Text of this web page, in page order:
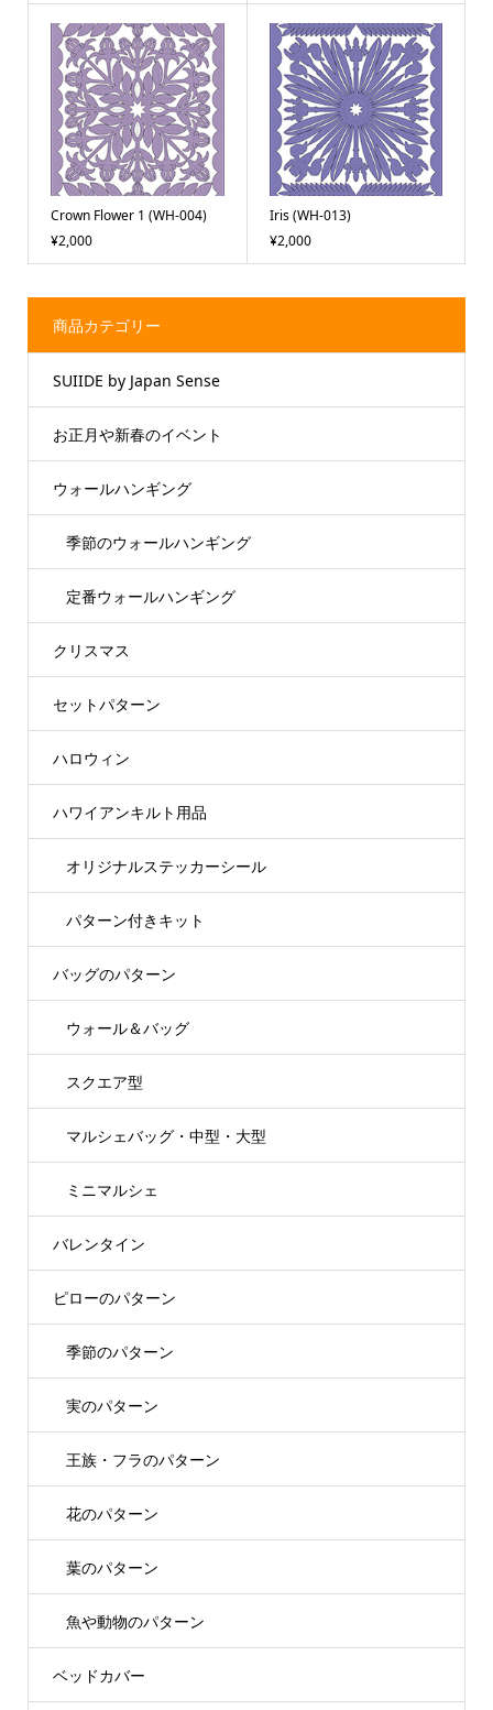
Crown Flower 1 (WH-004)
¥2,000
Iris (WH-013)
¥2,000
商品カテゴリー
SUIIDE by Japan Sense
お正月や新春のイベント
ウォールハンギング
季節のウォールハンギング
定番ウォールハンギング
クリスマス
セットパターン
ハロウィン
ハワイアンキルト用品
オリジナルステッカーシール
パターン付きキット
バッグのパターン
ウォール＆バッグ
スクエア型
マルシェバッグ・中型・大型
ミニマルシェ
バレンタイン
ピローのパターン
季節のパターン
実のパターン
王族・フラのパターン
花のパターン
葉のパターン
魚や動物のパターン
ベッドカバー